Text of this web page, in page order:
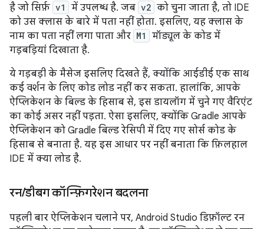
है जो सिर्फ़ v1 में उपलब्ध है. जब v2 को चुना जाता है, तो IDE
को उस क्लास के बारे में पता नहीं होता. इसलिए, यह क्लास के
नाम का पता नहीं लगा पाता और M1
मॉड्यूल के कोड में
गड़बड़ियां दिखाता है.
ये गड़बड़ी के मैसेज इसलिए दिखते हैं, क्योंकि आईडीई एक साथ
कई वर्शन के लिए कोड लोड नहीं कर सकता. हालांकि, आपके
ऐप्लिकेशन के बिल्ड के हिसाब से, इस डायलॉग में चुने गए वैरिएंट
का कोई असर नहीं पड़ता. ऐसा इसलिए, क्योंकि Gradle आपके
ऐप्लिकेशन को Gradle बिल्ड रेसिपी में दिए गए सोर्स कोड के
हिसाब से बनाता है. यह इस आधार पर नहीं बनाता कि फ़िलहाल
IDE में क्या लोड है.
रन/डीबग कॉन्फ़िगरेशन बदलना
पहली बार ऐप्लिकेशन चलाने पर, Android Studio डिफ़ॉल्ट रन